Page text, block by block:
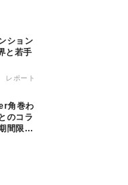
ション
と若手
レポート
角巻わ
のコラ
間限定